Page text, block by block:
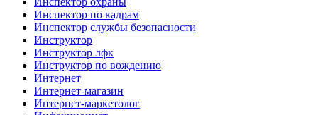
Инспектор по кадрам
Инспектор службы безопасности
Инструктор
Инструктор лфк
Инструктор по вождению
Интернет
Интернет-магазин
Интернет-маркетолог